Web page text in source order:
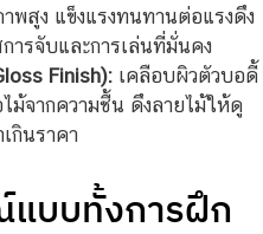
พสูง แข็งแรงทนทานต่อแรงดึง
ารจับและการเล่นที่มั่นคง
Finish):เคลือบผิวตัวบอดี้
ม้จากความชื้น ดึงลายไม้ให้ดู
กินราคา
แบบทั้งการฝึก